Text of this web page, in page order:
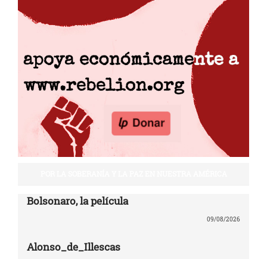
Bolsonaro, la película
09/08/2026
Alonso_de_Illescas